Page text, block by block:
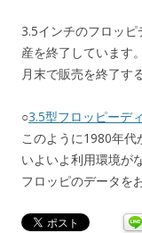
3.5インチのフロッ
産を終了しています
月末で販売を終了す
○3.5型フロッピーデ
このように1980年代
いよいよ利用環境が
フロッピのデータを